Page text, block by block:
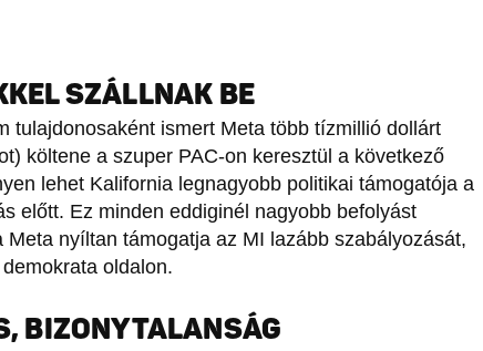
SZÁLLNAK BE
tulajdonosaként ismert Meta több tízmillió dollárt
költene a szuper PAC-on keresztül a következő
lehet Kalifornia legnagyobb politikai támogatója a
előtt. Ez minden eddiginél nagyobb befolyást
nyíltan támogatja az MI lazább szabályozását,
oldalon.
BIZONYTALANSÁG